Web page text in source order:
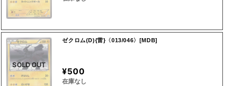
SOLD OUT
ゼクロム(D){雷}〈013/046〉[MDB]
¥500
在庫なし